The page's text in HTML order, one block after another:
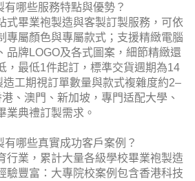
哪些服務特點與優勢？
式畢業袍製造與客製訂製服務，可依
專屬顏色與專屬款式；支援精緻電腦
品牌LOGO及各式圖案，細節精緻還
，最低1件起訂，標準交貨週期為14
工期視訂單數量與款式複雜度約2–
、澳門、新加坡，專門适配大學、
業典禮訂製需求。
哪些真實成功客戶案例？
行業，累計大量各級學校畢業袍製造
驗豐富：大專院校案例包含香港科技